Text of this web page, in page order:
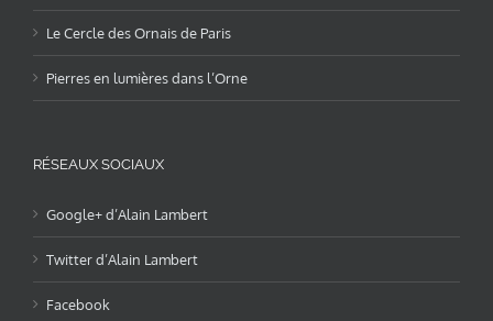
Le Cercle des Ornais de Paris
Pierres en lumières dans l’Orne
RÉSEAUX SOCIAUX
Google+ d’Alain Lambert
Twitter d’Alain Lambert
Facebook